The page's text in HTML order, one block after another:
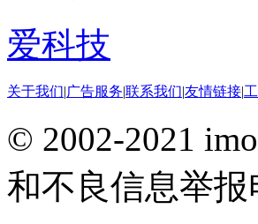
爱科技
关于我们|广告服务|联系我们|友情链接|
© 2002-2021
和不良信息举报